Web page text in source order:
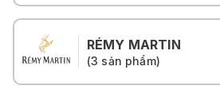
RÉMY MARTIN
(3 sản phẩm)